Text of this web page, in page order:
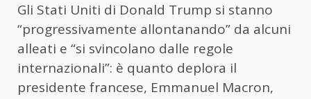
Gli Stati Uniti di Donald Trump si stanno
“progressivamente allontanando” da alcuni
alleati e “si svincolano dalle regole
internazionali”: è quanto deplora il
presidente francese, Emmanuel Macron,